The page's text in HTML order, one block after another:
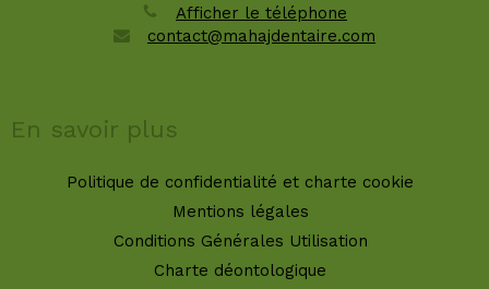
Afficher le téléphone
contact@mahajdentaire.com
En savoir plus
Politique de confidentialité et charte cookie
Mentions légales
Conditions Générales Utilisation
Charte déontologique